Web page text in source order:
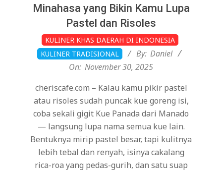
Minahasa yang Bikin Kamu Lupa
Pastel dan Risoles
2025-
11-
30
KULINER KHAS DAERAH DI INDONESIA
KULINER TRADISIONAL
By: Daniel
On: November 30, 2025
cheriscafe.com – Kalau kamu pikir pastel
atau risoles sudah puncak kue goreng isi,
coba sekali gigit Kue Panada dari Manado
— langsung lupa nama semua kue lain.
Bentuknya mirip pastel besar, tapi kulitnya
lebih tebal dan renyah, isinya cakalang
rica-roa yang pedas-gurih, dan satu suap